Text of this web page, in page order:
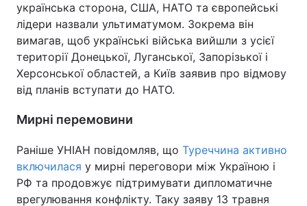
українська сторона, США, НАТО та європейські
лідери назвали ультиматумом. Зокрема він
вимагав, щоб українські війська вийшли з усієї
території Донецької, Луганської, Запорізької і
Херсонської областей, а Київ заявив про відмову
від планів вступати до НАТО.
Мирні перемовини
Раніше УНІАН повідомляв, що Туреччина активно
включилася у мирні переговори між Україною і
РФ та продовжує підтримувати дипломатичне
врегулювання конфлікту. Таку заяву 13 травня